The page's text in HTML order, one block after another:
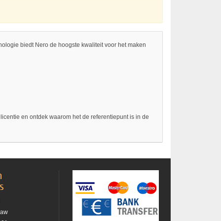
biedt Nero de hoogste kwaliteit voor het maken
en ontdek waarom het de referentiepunt is in de